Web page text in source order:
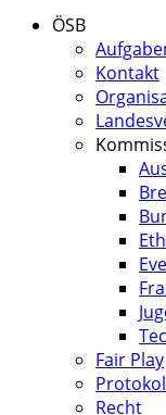
ÖSB
Kontakt
Fair Play
Recht